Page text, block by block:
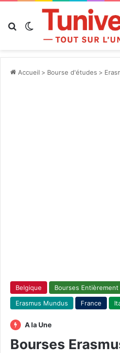
Rechercher
Switch skin
Accueil > Bourse d'études >
Belgique
Bourses Entièrement
Erasmus Mundus
France
A la Une
Bourses